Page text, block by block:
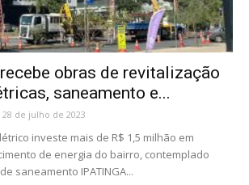
obras de revitalização
saneamento e...
28 de julho de 2023
investe mais de R$ 1,5 milhão em
de energia do bairro, contemplado
saneamento IPATINGA...